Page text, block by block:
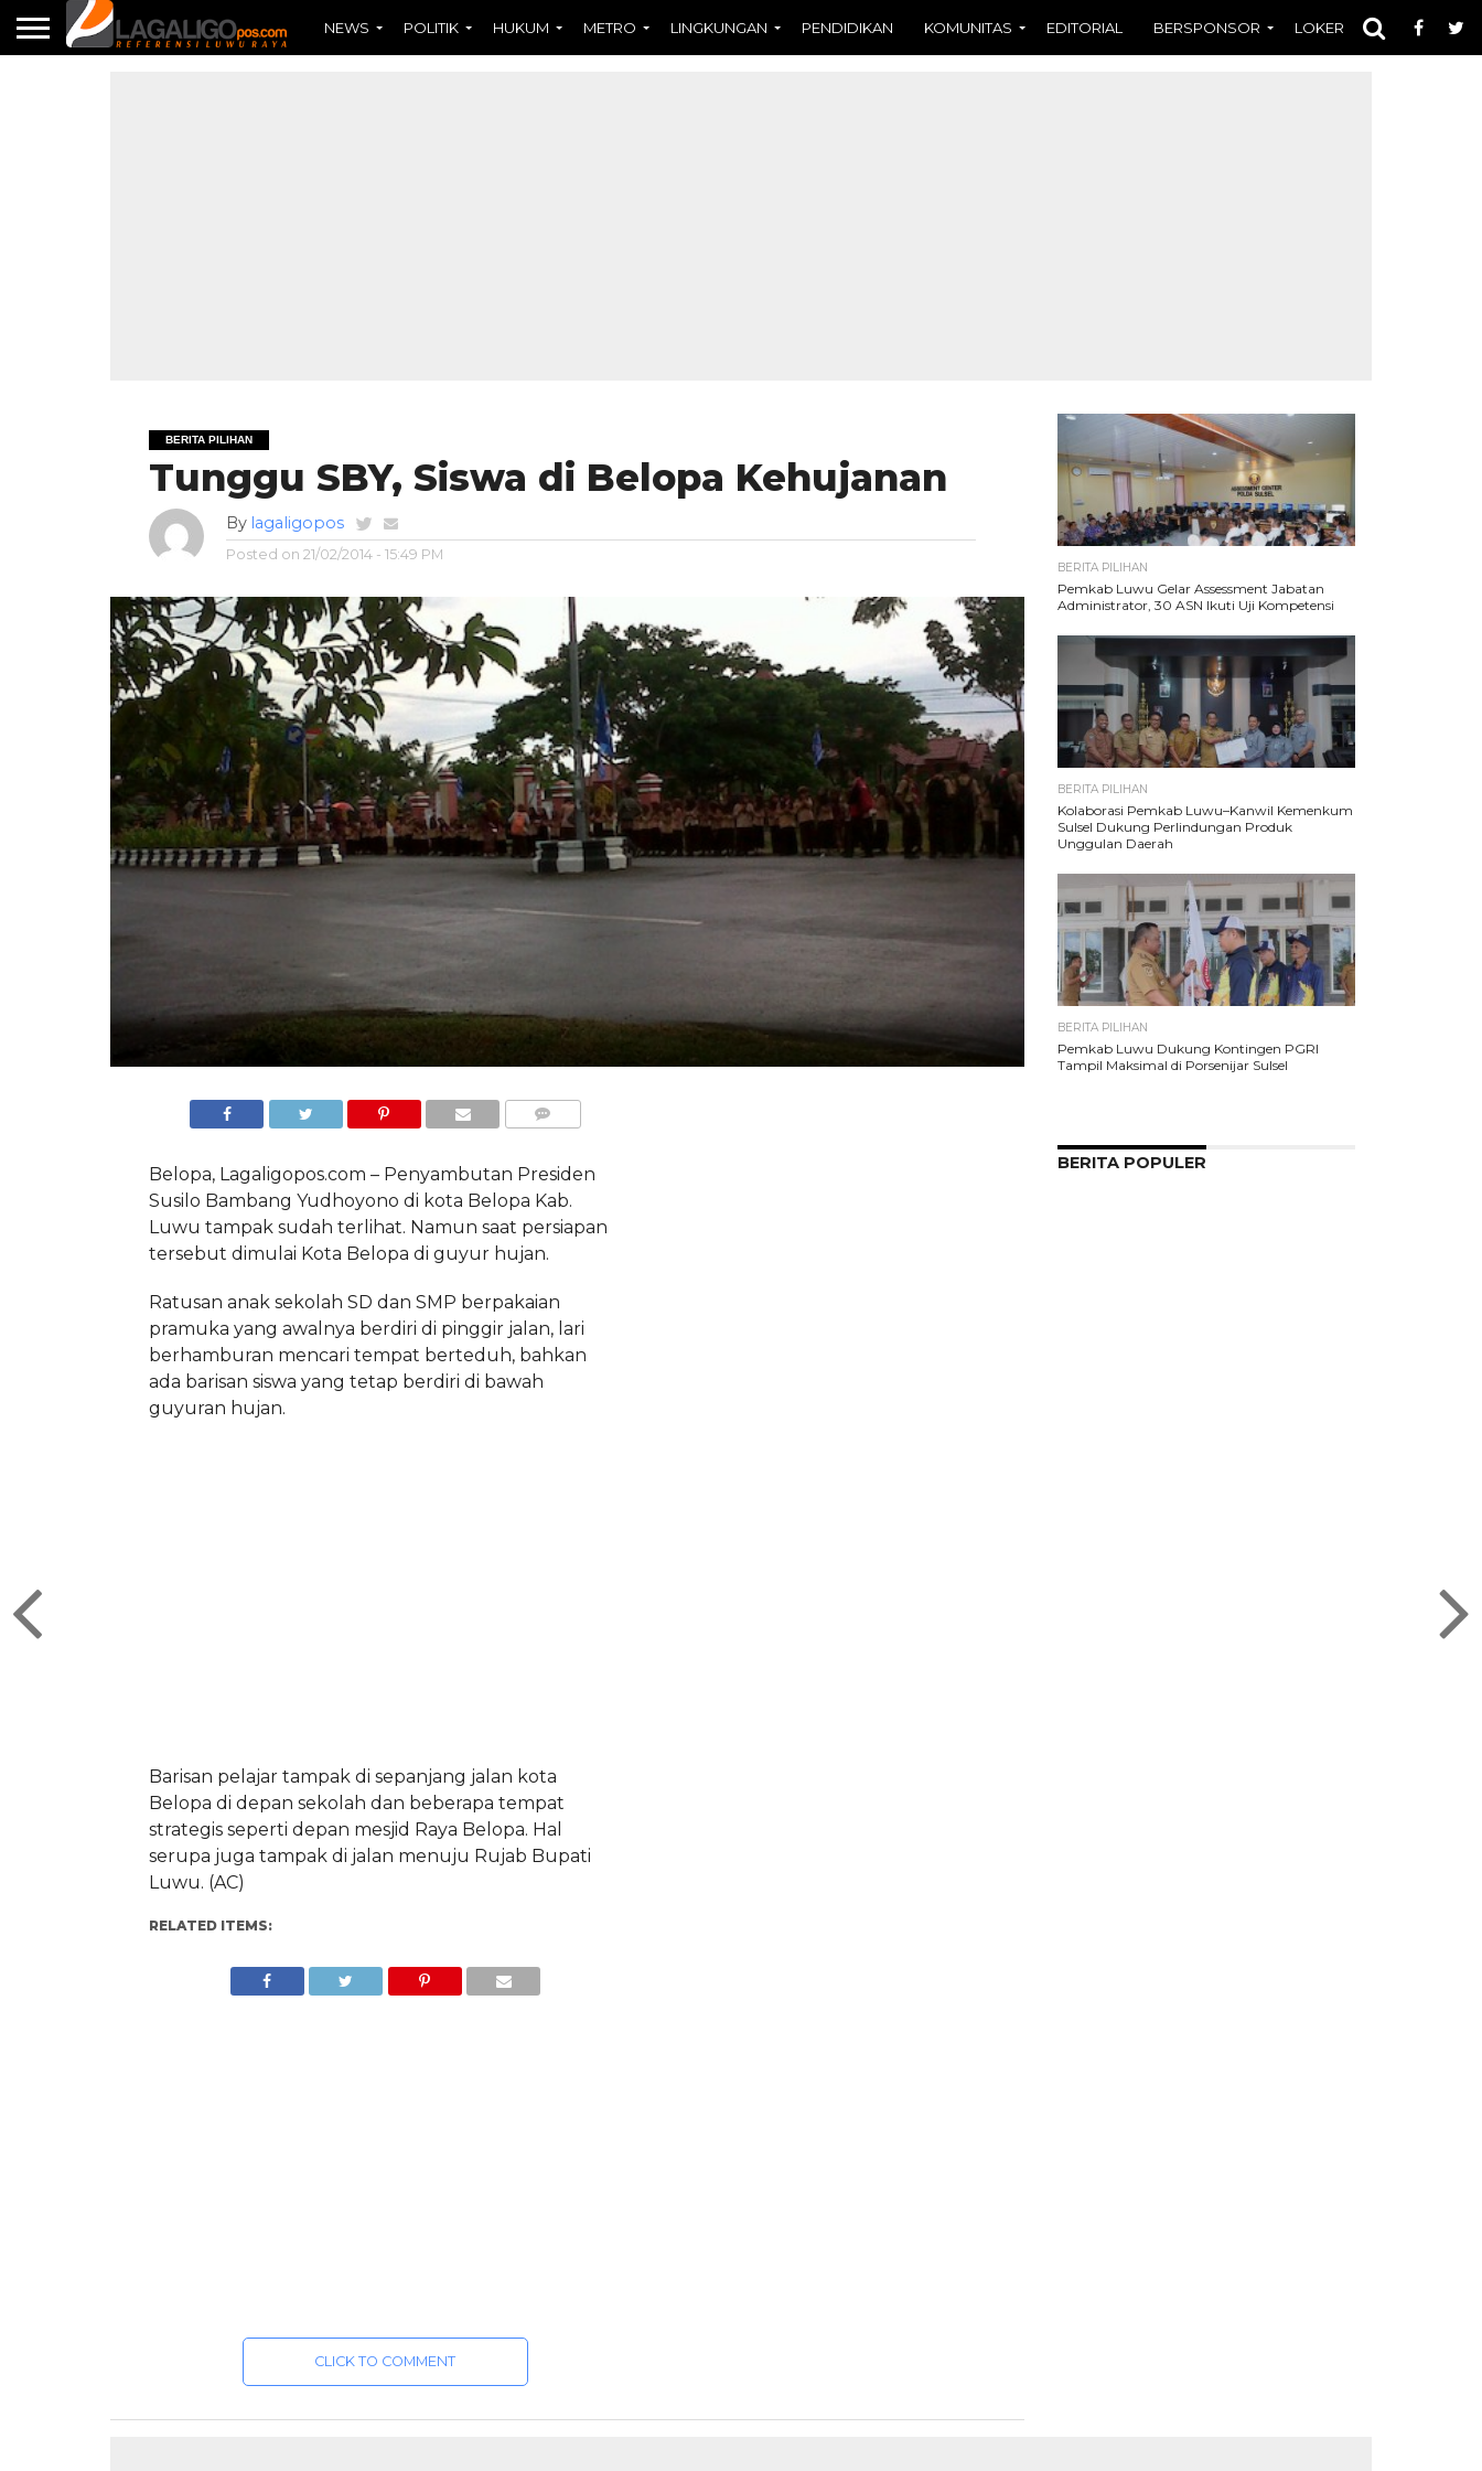
NEWS POLITIK HUKUM METRO LINGKUNGAN PENDIDIKAN KOMUNITAS EDITORIAL BERSPONSOR LOKER OPINI
BERITA PILIHAN
Tunggu SBY, Siswa di Belopa Kehujanan
By lagaligopos
Posted on 21/02/2014 - 15:49 PM
Belopa, Lagaligopos.com – Penyambutan Presiden
Susilo Bambang Yudhoyono di kota Belopa Kab.
Luwu tampak sudah terlihat. Namun saat persiapan
tersebut dimulai Kota Belopa di guyur hujan.
Ratusan anak sekolah SD dan SMP berpakaian
pramuka yang awalnya berdiri di pinggir jalan, lari
berhamburan mencari tempat berteduh, bahkan
ada barisan siswa yang tetap berdiri di bawah
guyuran hujan.
Barisan pelajar tampak di sepanjang jalan kota
Belopa di depan sekolah dan beberapa tempat
strategis seperti depan mesjid Raya Belopa. Hal
serupa juga tampak di jalan menuju Rujab Bupati
Luwu. (AC)
RELATED ITEMS:
CLICK TO COMMENT
BERITA PILIHAN
Pemkab Luwu Gelar Assessment Jabatan
Administrator, 30 ASN Ikuti Uji Kompetensi
BERITA PILIHAN
Kolaborasi Pemkab Luwu–Kanwil Kemenkum
Sulsel Dukung Perlindungan Produk
Unggulan Daerah
BERITA PILIHAN
Pemkab Luwu Dukung Kontingen PGRI
Tampil Maksimal di Porsenijar Sulsel
BERITA POPULER